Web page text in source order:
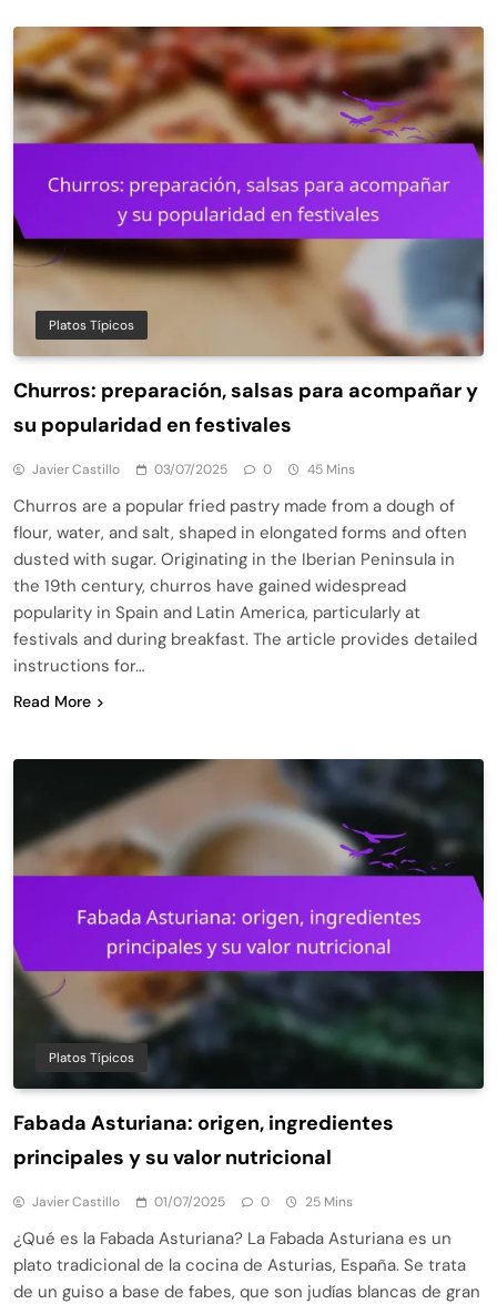
Platos Típicos
Churros: preparación, salsas para acompañar y
su popularidad en festivales
Javier Castillo 03/07/2025 0 45 Mins
Churros are a popular fried pastry made from a dough of
flour, water, and salt, shaped in elongated forms and often
dusted with sugar. Originating in the Iberian Peninsula in
the 19th century, churros have gained widespread
popularity in Spain and Latin America, particularly at
festivals and during breakfast. The article provides detailed
instructions for…
Read More
Platos Típicos
Fabada Asturiana: origen, ingredientes
principales y su valor nutricional
Javier Castillo 01/07/2025 0 25 Mins
¿Qué es la Fabada Asturiana? La Fabada Asturiana es un
plato tradicional de la cocina de Asturias, España. Se trata
de un guiso a base de fabes, que son judías blancas de gran